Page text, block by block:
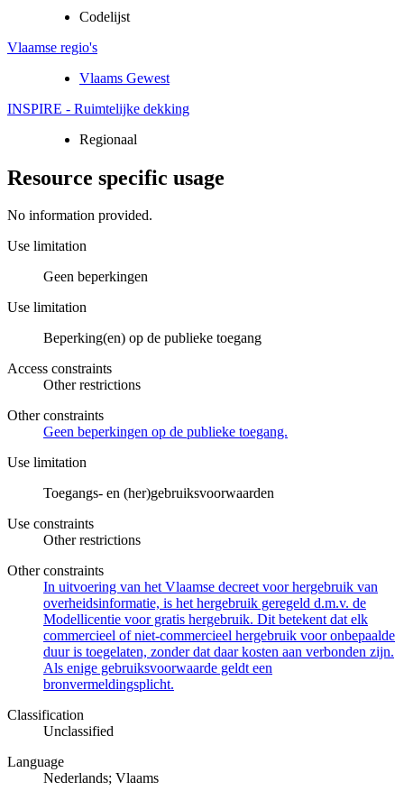
Codelijst
Vlaamse regio's
Vlaams Gewest
INSPIRE - Ruimtelijke dekking
Regionaal
Resource specific usage
No information provided.
Use limitation
Geen beperkingen
Use limitation
Beperking(en) op de publieke toegang
Access constraints
Other restrictions
Other constraints
Geen beperkingen op de publieke toegang.
Use limitation
Toegangs- en (her)gebruiksvoorwaarden
Use constraints
Other restrictions
Other constraints
In uitvoering van het Vlaamse decreet voor hergebruik van
overheidsinformatie, is het hergebruik geregeld d.m.v. de
Modellicentie voor gratis hergebruik. Dit betekent dat elk
commercieel of niet-commercieel hergebruik voor onbepaalde
duur is toegelaten, zonder dat daar kosten aan verbonden zijn.
Als enige gebruiksvoorwaarde geldt een
bronvermeldingsplicht.
Classification
Unclassified
Language
Nederlands; Vlaams